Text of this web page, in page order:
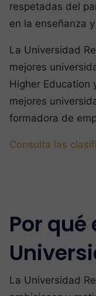
respetadas del
en la enseñanza
La Universidad
mejores
Higher Education
mejores
formadora de
Consulta las
Por
La Universidad